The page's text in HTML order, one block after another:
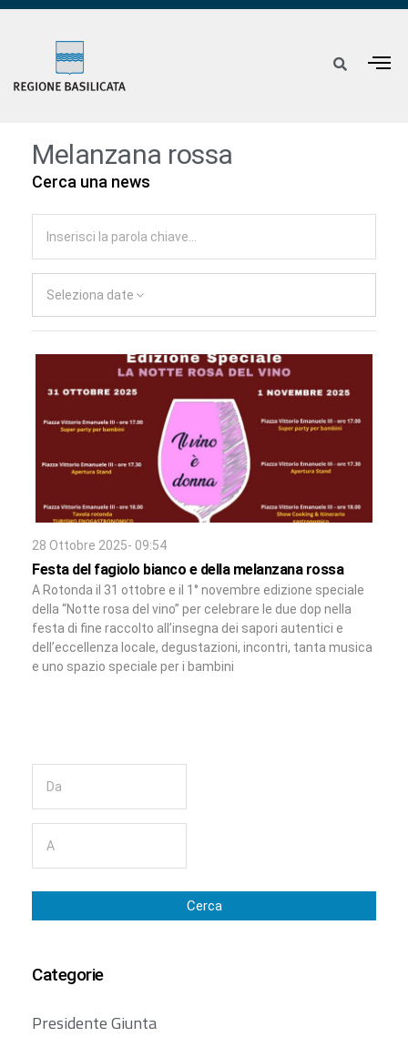
Melanzana rossa
Cerca una news
Seleziona date
28 Ottobre 2025- 09:54
Festa del fagiolo bianco e della melanzana rossa
A Rotonda il 31 ottobre e il 1° novembre edizione speciale
della “Notte rosa del vino” per celebrare le due dop nella
festa di fine raccolto all’insegna dei sapori autentici e
dell’eccellenza locale, degustazioni, incontri, tanta musica
e uno spazio speciale per i bambini
Cerca
Categorie
Presidente Giunta